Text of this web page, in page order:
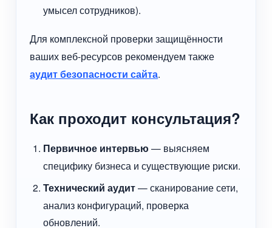
умысел сотрудников).
Для комплексной проверки защищённости
ваших веб-ресурсов рекомендуем также
аудит безопасности сайта.
Как проходит консультация?
Первичное интервью — выясняем
специфику бизнеса и существующие риски.
Технический аудит— сканирование сети,
анализ конфигураций, проверка
обновлений.